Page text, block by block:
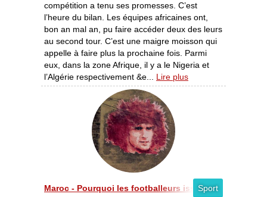
compétition a tenu ses promesses. C’est
l’heure du bilan. Les équipes africaines ont,
bon an mal an, pu faire accéder deux des leurs
au second tour. C’est une maigre moisson qui
appelle à faire plus la prochaine fois. Parmi
eux, dans la zone Afrique, il y a le Nigeria et
l’Algérie respectivement &e... Lire plus
Sport
Maroc - Pourquoi les footballeurs issus de la